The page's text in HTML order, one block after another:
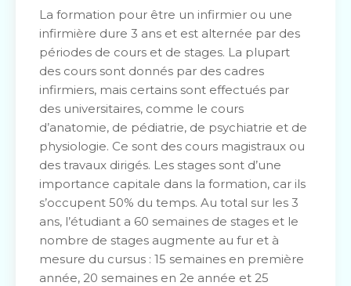
La formation pour être un infirmier ou une
infirmière dure 3 ans et est alternée par des
périodes de cours et de stages. La plupart
des cours sont donnés par des cadres
infirmiers, mais certains sont effectués par
des universitaires, comme le cours
d’anatomie, de pédiatrie, de psychiatrie et de
physiologie. Ce sont des cours magistraux ou
des travaux dirigés. Les stages sont d’une
importance capitale dans la formation, car ils
s’occupent 50% du temps. Au total sur les 3
ans, l’étudiant a 60 semaines de stages et le
nombre de stages augmente au fur et à
mesure du cursus : 15 semaines en première
année, 20 semaines en 2e année et 25